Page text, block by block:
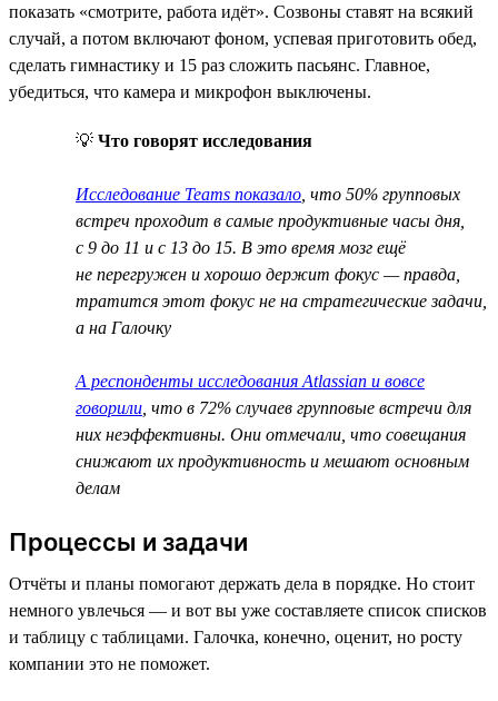
показать «смотрите, работа идёт». Созвоны ставят на всякий
случай, а потом включают фоном, успевая приготовить обед,
сделать гимнастику и 15 раз сложить пасьянс. Главное,
убедиться, что камера и микрофон выключены.
💡 Что говорят исследования
Исследование Teams показало , что 50% групповых
встреч проходит в самые продуктивные часы дня,
с 9 до 11 и с 13 до 15. В это время мозг ещё
не перегружен и хорошо держит фокус — правда,
тратится этот фокус не на стратегические задачи,
а на Галочку
А респонденты исследования Atlassian и вовсе
говорили , что в 72% случаев групповые встречи для
них неэффективны. Они отмечали, что совещания
снижают их продуктивность и мешают основным
делам
Процессы и задачи
Отчёты и планы помогают держать дела в порядке. Но стоит
немного увлечься — и вот вы уже составляете список списков
и таблицу с таблицами. Галочка, конечно, оценит, но росту
компании это не поможет.